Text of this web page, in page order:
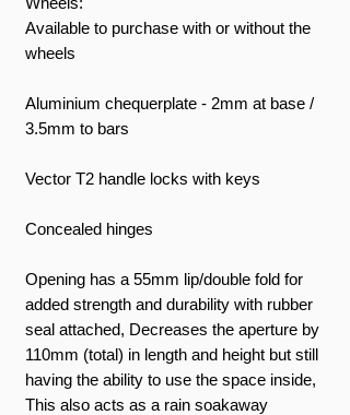
Available to purchase with or without the
wheels
Aluminium chequerplate - 2mm at base /
3.5mm to bars
Vector T2 handle locks with keys
Concealed hinges
Opening has a 55mm lip/double fold for
added strength and durability with rubber
seal attached, Decreases the aperture by
110mm (total) in length and height but still
having the ability to use the space inside,
This also acts as a rain soakaway